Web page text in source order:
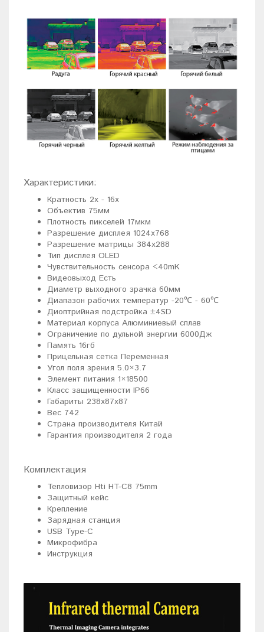
Характеристики:
Кратность 2х - 16х
Объектив 75мм
Плотность пикселей 17мкм
Разрешение дисплея 1024x768
Разрешение матрицы 384x288
Тип дисплея OLED
Чувствительность сенсора <40mK
Видеовыход Есть
Диаметр выходного зрачка 60мм
Диапазон рабочих температур -20℃ - 60℃
Диоптрийная подстройка ±4SD
Материал корпуса Алюминиевый сплав
Ограничение по дульной энергии 6000Дж
Память 16гб
Прицельная сетка Переменная
Угол поля зрения 5.0×3.7
Элемент питания 1×18500
Класс защищенности IP66
Габариты 238х87х87
Вес 742
Страна производителя Китай
Гарантия производителя 2 года
Комплектация
Тепловизор Hti HT-C8 75mm
Защитный кейс
Крепление
Зарядная станция
USB Type-C
Микрофибра
Инструкция